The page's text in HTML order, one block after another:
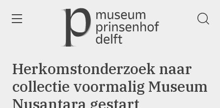
Ga
naar
homepage
Herkomstonderzoek naar
collectie voormalig Museum
Nusantara gestart